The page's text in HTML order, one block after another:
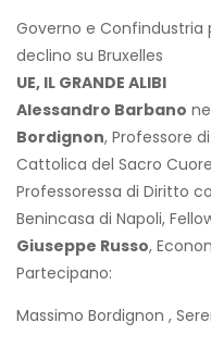
Governo e
declino su Bruxelles
UE, IL GRANDE ALIBI
Alessandro Barbano
Bordignon, Professore
Cattolica del Sacro
Professoressa di Diritto
Benincasa di Napoli,
Giuseppe Russo,
Partecipano:
Massimo Bordignon ,